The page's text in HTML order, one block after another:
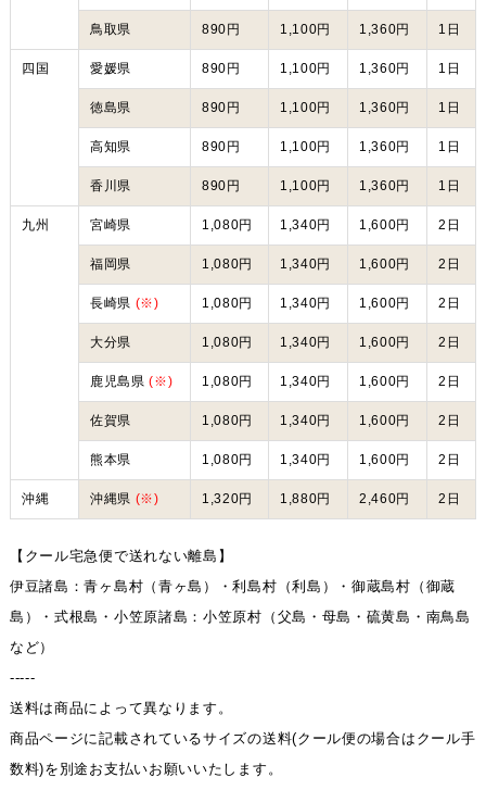
鳥取県 890円 1,100円 1,360円 1日
四国 愛媛県 890円 1,100円 1,360円 1日
徳島県 890円 1,100円 1,360円 1日
高知県 890円 1,100円 1,360円 1日
香川県 890円 1,100円 1,360円 1日
九州 宮崎県 1,080円 1,340円 1,600円 2日
福岡県 1,080円 1,340円 1,600円 2日
長崎県 (※) 1,080円 1,340円 1,600円 2日
大分県 1,080円 1,340円 1,600円 2日
鹿児島県(※) 1,080円 1,340円 1,600円 2日
佐賀県 1,080円 1,340円 1,600円 2日
熊本県 1,080円 1,340円 1,600円 2日
沖縄 沖縄県 (※) 1,320円 1,880円 2,460円 2日
【クール宅急便で送れない離島】
伊豆諸島：青ヶ島村（青ヶ島）・利島村（利島）・御蔵島村（御蔵
島）・式根島・小笠原諸島：小笠原村（父島・母島・硫黄島・南鳥島
など）
-----
送料は商品によって異なります。
商品ページに記載されているサイズの送料(クール便の場合はクール手
数料)を別途お支払いお願いいたします。